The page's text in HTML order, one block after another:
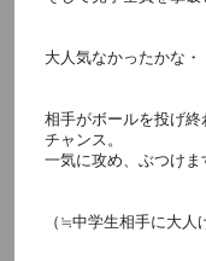
大人気なかったかな・
相手がボールを投げ
チャンス。
一気に攻め、ぶつけま
（≒中学生相手に大人